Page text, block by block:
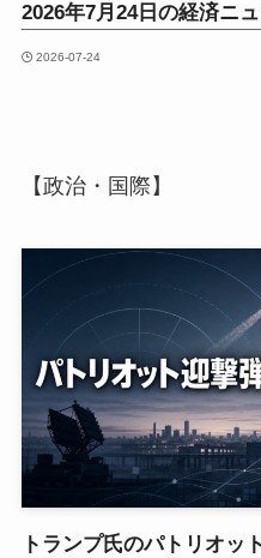
2026年7月24日の経済ニ
2026-07-24
【政治・国際】
トランプ氏のパトリオ